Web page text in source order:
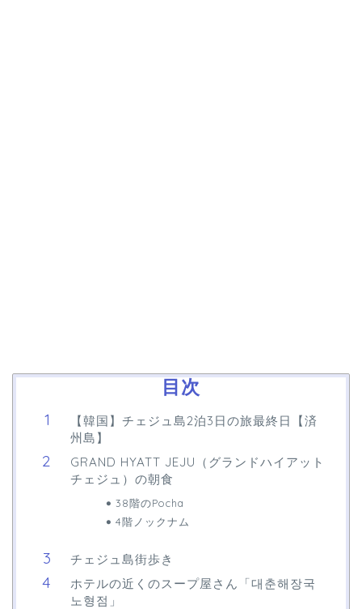
目次
【韓国】チェジュ島2泊3日の旅最終日【済
州島】
GRAND HYATT JEJU（グランドハイアット
チェジュ）の朝食
38階のPocha
4階ノックナム
チェジュ島街歩き
ホテルの近くのスープ屋さん「대춘해장국
노형점」